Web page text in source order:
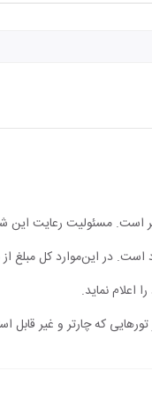
است. مسئولیت رعایت این
است. در این‌موارد کل
اعلام نماید.
که چارتر و غیر قابل